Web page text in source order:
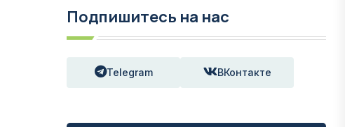
Подпишитесь на нас
Telegram ВКонтакте